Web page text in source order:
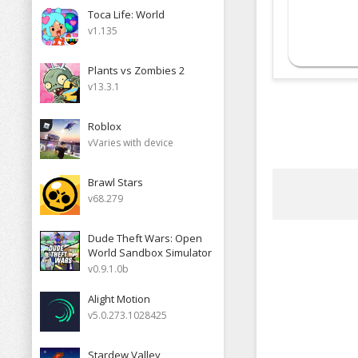
Toca Life: World
v1.135
Plants vs Zombies 2
v13.3.1
Roblox
vVaries with device
Brawl Stars
v68.279
Dude Theft Wars: Open
World Sandbox Simulator
v0.9.1.0b
Alight Motion
v5.0.273.1028425
Stardew Valley